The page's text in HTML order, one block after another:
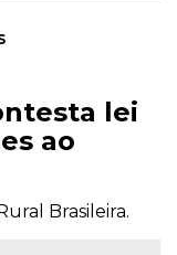
lei
ao
Brasileira.